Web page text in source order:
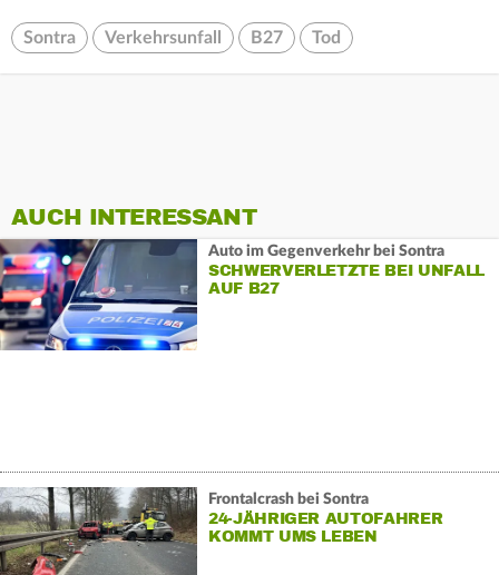
Sontra Verkehrsunfall B27 Tod
AUCH INTERESSANT
Auto im Gegenverkehr bei Sontra
SCHWERVERLETZTE BEI UNFALL
AUF B27
Frontalcrash bei Sontra
24-JÄHRIGER AUTOFAHRER
KOMMT UMS LEBEN